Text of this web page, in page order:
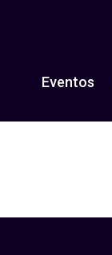
Eventos